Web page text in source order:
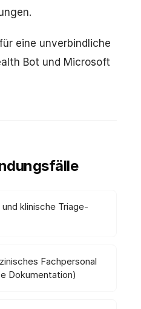
eine unverbindliche
Bot und Microsoft
klinische Triage-
Fachpersonal
Dokumentation)